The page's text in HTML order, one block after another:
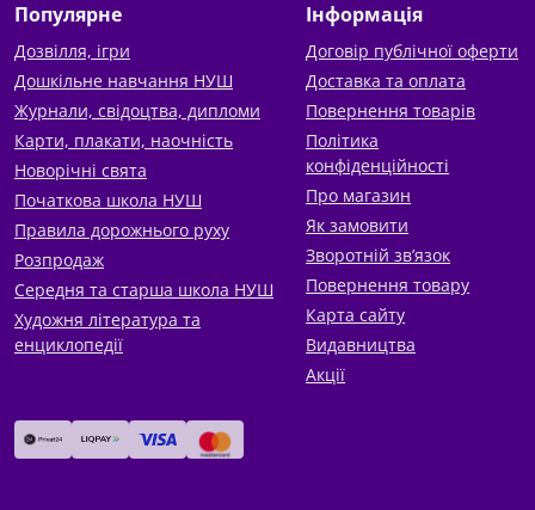
Популярне
Дозвілля, ігри
Дошкільне навчання НУШ
Журнали, свідоцтва, дипломи
Карти, плакати, наочність
Новорічні свята
Початкова школа НУШ
Правила дорожнього руху
Розпродаж
Середня та старша школа НУШ
Художня література та
енциклопедії
Інформація
Договір публічної оферти
Доставка та оплата
Повернення товарів
Політика
конфіденційності
Про магазин
Як замовити
Зворотній зв’язок
Повернення товару
Карта сайту
Видавництва
Акції